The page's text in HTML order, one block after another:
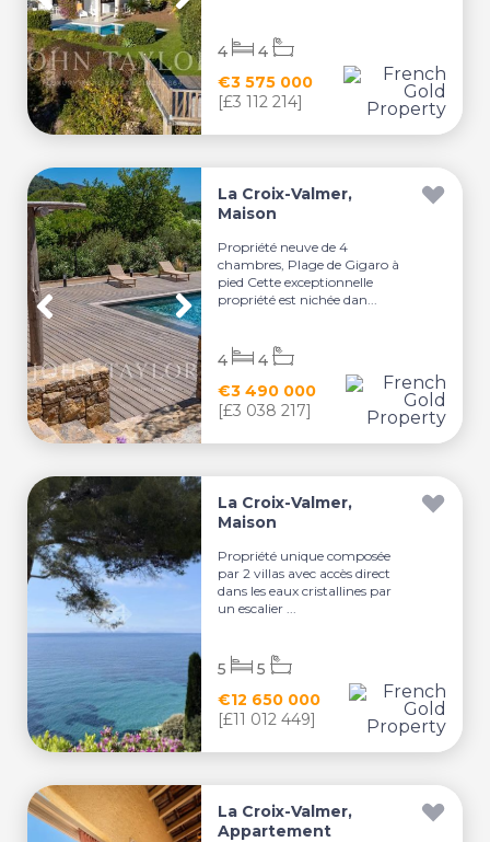
€3 575 000
[£3 112 214]
4 4
La Croix-Valmer,
Maison
Propriété neuve de 4
chambres, Plage de Gigaro à
pied Cette exceptionnelle
propriété est nichée dan...
€3 490 000
[£3 038 217]
4 4
La Croix-Valmer,
Maison
Propriété unique composée
par 2 villas avec accès direct
dans les eaux cristallines par
un escalier ...
€12 650 000
[£11 012 449]
5 5
La Croix-Valmer,
Appartement